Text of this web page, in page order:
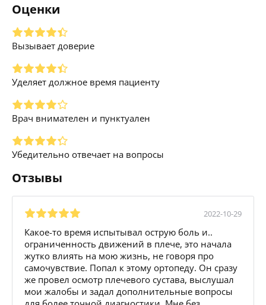
Оценки
Вызывает доверие
Уделяет должное время пациенту
Врач внимателен и пунктуален
Убедительно отвечает на вопросы
Отзывы
2022-10-29
Какое-то время испытывал острую боль и..
ограниченность движений в плече, это начала
жутко влиять на мою жизнь, не говоря про
самочувствие. Попал к этому ортопеду. Он сразу
же провел осмотр плечевого сустава, выслушал
мои жалобы и задал дополнительные вопросы